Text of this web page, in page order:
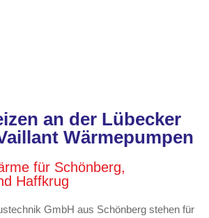
an der Lübecker
Wärmepumpen
für Schönberg,
Haffkrug
GmbH aus Schönberg stehen für